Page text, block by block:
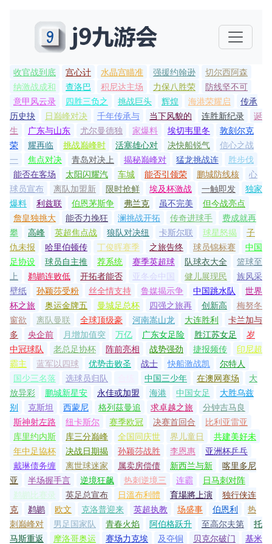
收官战到底 宫心计 水晶宫瞄准 强援约翰逊
切尔西阿森
纳激战成和
查洛巴 积尼达主场 力保八胜荣
防线坚不可
意甲风云录
四胜三负之 挑战巨头 辉煌 海港荣耀启
传承
历史抉
日巅峰对决 千年传承与 当下风貌的 连胜新纪录
诞
生
广东与山东 尤尔曼德独 家爆料 埃切韦里冬
敦刻尔克
荣
耀再临 挑战巅峰时 活塞雄心对 决快船锐气
信心之战
一
焦点对决 青岛对决上 揭秘巅峰对 猛龙挑战连
胜步伐
能否在客场
太阳闪耀汽 车城 能否引领荣 鹏城防线核
心
球员宣布
离队加盟新 限时抢鲜 埃及杯激战 一触即发
独家
爆料
利兹联 伯恩茅斯争 弗兰克 虽不完美
但今战亮点
詹皇独挑大
能否力挽狂 澜挑战开拓 传奇进球手
费成就再
攀
高峰 英超焦点战 狼队对决纽 卡斯尔联 球星怒揭
子
仇未报
哈里伯顿传 丁俊晖赛季 之旅告终 球员锦标赛
中国
足协设
球员自主推 荐系统 赛季英超球 队球衣大全
篮球至
上
鹈鹕连败低 开拓者能否 亚冬会中国 健儿展现民
族风采
壁纸
孙颖莎受粉 丝全情支持 鲁媒揭示争 中国跳水队
世界
杯之旅
奥运金牌五 曼城足总杯 四强之旅再 创新高
梅努冬
窗欲
离队曼联 全球顶级豪 河南嵩山龙 大连胜利
卡兰加与
多
央企前 月增加值突 万亿 广东女足险 胜江苏女足
岁
中冠球队
老总足协杯 阵前亮相 战势强劲 捷报频传
印尼超
霸主
蓝军以四球 优势击败圣 战士 快船激战凯
尔特人
国少三名落
选球员归队 中国三少年 在澳网赛场
大
放异彩
鹏城新星安 永佳或加盟 海港 中国女足
大胜乌兹
别
克斯坦 西蒙尼 格列茲曼追 求卓越之旅
分钟吉马良
斯神射左路
纽卡斯尔 赛季欧冠 决赛首回合
比利亚雷亚
库里约内斯
库三分巅峰 全国同庆世 界儿童日
共建美好未
年中足協杯
决战日期揭 孙颖莎战胜 李恩惠
亚洲杯乒乓
戴琳债务缠
离世球迷家 属卖房偿债 新西兰与新
喀里多尼
亚
半场握手言 逆境狂飙 热刺逆境三 连霸
日马刺对阵
鹈鹕比赛录
英足总宣布 日溫布利體 育場將上演
独行侠连
克
鹈鹕 欧文 克洛普迎来 英超执教 场盛事 伯恩利
热
刺巅峰对
男足国家队 青春火焰 阿伯格跃升 至高尔夫第
托
马斯重返
摩洛哥奥运 赛场力克埃 及夺铜 贝克尔破门 基米